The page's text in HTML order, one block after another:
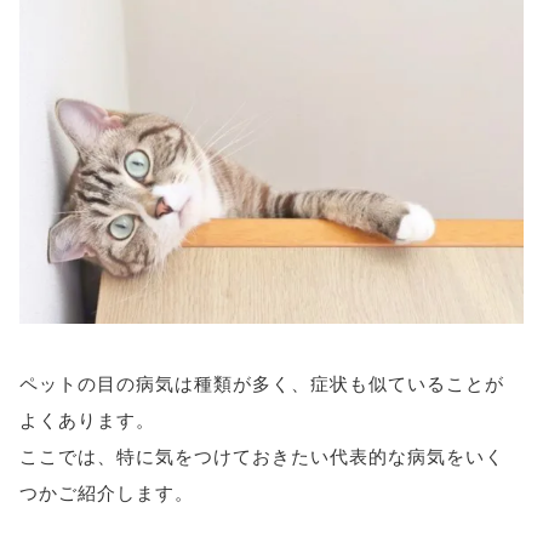
ペットの目の病気は種類が多く、症状も似ていることが
よくあります。
ここでは、特に気をつけておきたい代表的な病気をいく
つかご紹介します。